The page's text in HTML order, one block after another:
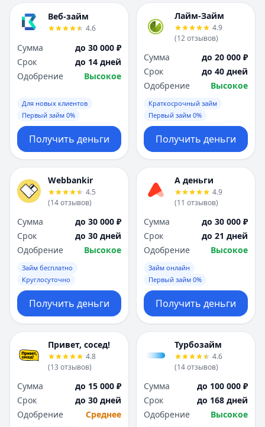
Веб-займ
4.6
Сумма
до 30 000 ₽
Срок
до 14 дней
Одобрение
Высокое
Для новых клиентов
Первый займ 0%
Получить деньги
Лайм-Займ
4.9
(12отзывов)
Сумма
до 20 000 ₽
Срок
до 40 дней
Одобрение
Высокое
Краткосрочный займ
Первый займ 0%
Получить деньги
Webbankir
4.5
(14отзывов)
Сумма
до 30 000 ₽
Срок
до 30 дней
Одобрение
Высокое
Займ бесплатно
Круглосуточно
Получить деньги
А деньги
4.9
(11 отзывов)
Сумма
до 30 000 ₽
Срок
до 21 дней
Одобрение
Высокое
Займ онлайн
Первый займ 0%
Получить деньги
Привет, сосед!
4.8
(13 отзывов)
Сумма
до 15 000 ₽
Срок
до 30 дней
Одобрение
Среднее
Турбозайм
4.6
(14отзывов)
Сумма
до 100 000 ₽
Срок
до 168 дней
Одобрение
Высокое